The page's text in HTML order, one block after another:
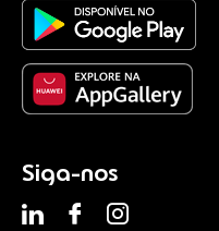
Siga-nos